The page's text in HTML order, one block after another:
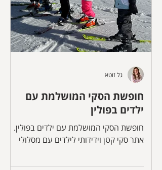
חופשת הסקי המושלמת עם
ילדים בפולין
חופשת הסקי המושלמת עם ילדים בפולין.
אתר סקי קטן וידידותי לילדים עם מסלולי
מסלולי הסקי שכולל פארק מים מקורה עם
גל זוטא